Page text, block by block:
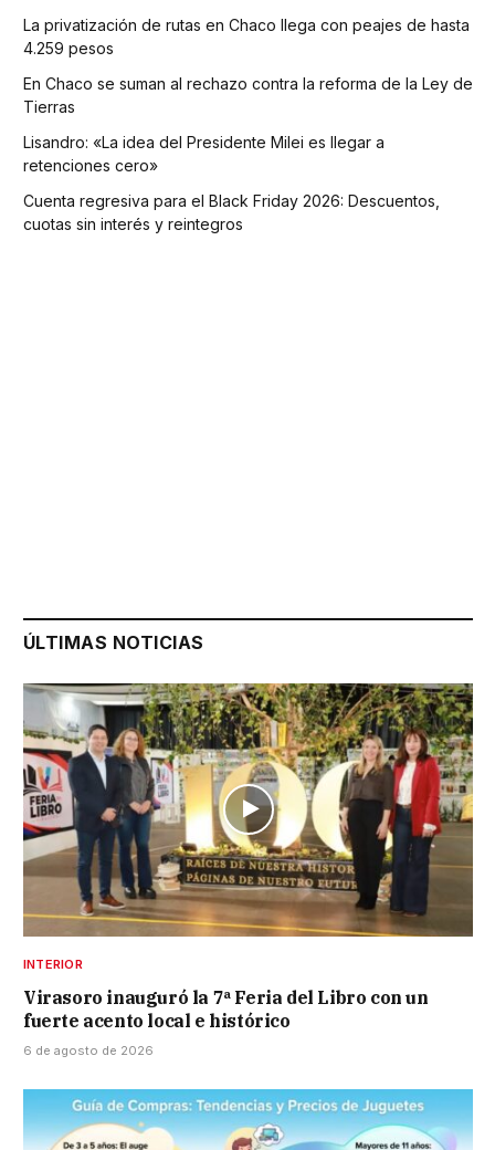
La privatización de rutas en Chaco llega con peajes de hasta
4.259 pesos
En Chaco se suman al rechazo contra la reforma de la Ley de
Tierras
Lisandro: «La idea del Presidente Milei es llegar a
retenciones cero»
Cuenta regresiva para el Black Friday 2026: Descuentos,
cuotas sin interés y reintegros
ÚLTIMAS NOTICIAS
INTERIOR
Virasoro inauguró la 7ª Feria del Libro con un
fuerte acento local e histórico
6 de agosto de 2026